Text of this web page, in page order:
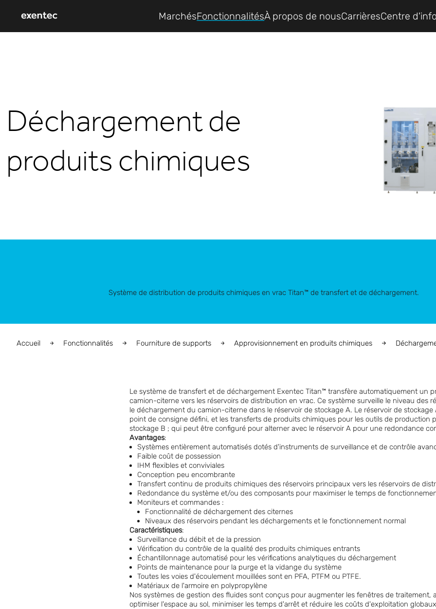
MarchésFonctionnalitésÀ propos de nousCarrièresCentre
Déchargement de
produits chimiques
Système de distribution de produits chimiques en vrac Titan™ de transfert et de déchargement.
Accueil Fonctionnalités Fourniture de supports Approvisionnement en produits chimiques
Le système de transfert et de déchargement Exentec Titan™ transfère automatiquement un
camion-citerne vers les réservoirs de distribution en vrac. Ce système surveille le niveau des
le déchargement du camion-citerne dans le réservoir de stockage A. Le réservoir de stockage
point de consigne défini, et les transferts de produits chimiques pour les outils de production
stockage B ; qui peut être configuré pour alterner avec le réservoir A pour une redondance
Avantages:
Systèmes entièrement automatisés dotés d'instruments de surveillance et de contrôle
Faible coût de possession
IHM flexibles et conviviales
Conception peu encombrante
Transfert continu de produits chimiques des réservoirs principaux vers les réservoirs de
Redondance du système et/ou des composants pour maximiser le temps de
Moniteurs et commandes :
Fonctionnalité de déchargement des citernes
Niveaux des réservoirs pendant les déchargements et le fonctionnement normal
Caractéristiques:
Surveillance du débit et de la pression
Vérification du contrôle de la qualité des produits chimiques entrants
Échantillonnage automatisé pour les vérifications analytiques du déchargement
Points de maintenance pour la purge et la vidange du système
Toutes les voies d'écoulement mouillées sont en PFA, PTFM ou PTFE.
Matériaux de l'armoire en polypropylène
Nos systèmes de gestion des fluides sont conçus pour augmenter les fenêtres de traitement,
optimiser l'espace au sol, minimiser les temps d'arrêt et réduire les coûts d'exploitation